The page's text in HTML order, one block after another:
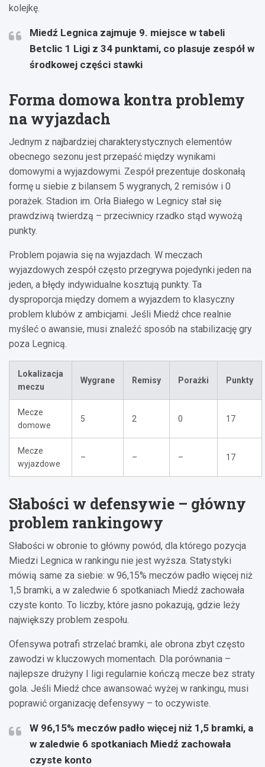
kolejkę.
Miedź Legnica zajmuje 9. miejsce w tabeli
Betclic 1 Ligi z 34 punktami, co plasuje zespół w
środkowej części stawki
Forma domowa kontra problemy
na wyjazdach
Jednym z najbardziej charakterystycznych elementów
obecnego sezonu jest przepaść między wynikami
domowymi a wyjazdowymi. Zespół prezentuje doskonałą
formę u siebie z bilansem 5 wygranych, 2 remisów i 0
porażek. Stadion im. Orła Białego w Legnicy stał się
prawdziwą twierdzą – przeciwnicy rzadko stąd wywożą
punkty.
Problem pojawia się na wyjazdach. W meczach
wyjazdowych zespół często przegrywa pojedynki jeden na
jeden, a błędy indywidualne kosztują punkty. Ta
dysproporcja między domem a wyjazdem to klasyczny
problem klubów z ambicjami. Jeśli Miedź chce realnie
myśleć o awansie, musi znaleźć sposób na stabilizację gry
poza Legnicą.
Lokalizacja
meczu
Wygrane Remisy Porażki Punkty
Mecze
domowe
5 2 0 17
Mecze
wyjazdowe
– – – 17
Słabości w defensywie – główny
problem rankingowy
Słabości w obronie to główny powód, dla którego pozycja
Miedzi Legnica w rankingu nie jest wyższa. Statystyki
mówią same za siebie: w 96,15% meczów padło więcej niż
1,5 bramki, a w zaledwie 6 spotkaniach Miedź zachowała
czyste konto. To liczby, które jasno pokazują, gdzie leży
największy problem zespołu.
Ofensywa potrafi strzelać bramki, ale obrona zbyt często
zawodzi w kluczowych momentach. Dla porównania –
najlepsze drużyny I ligi regularnie kończą mecze bez straty
gola. Jeśli Miedź chce awansować wyżej w rankingu, musi
poprawić organizację defensywy – to oczywiste.
W 96,15% meczów padło więcej niż 1,5 bramki, a
w zaledwie 6 spotkaniach Miedź zachowała
czyste konto